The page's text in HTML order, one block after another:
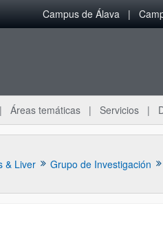
Campus de Álava
Áreas temáticas Servicios
& Liver Grupo de Investigación